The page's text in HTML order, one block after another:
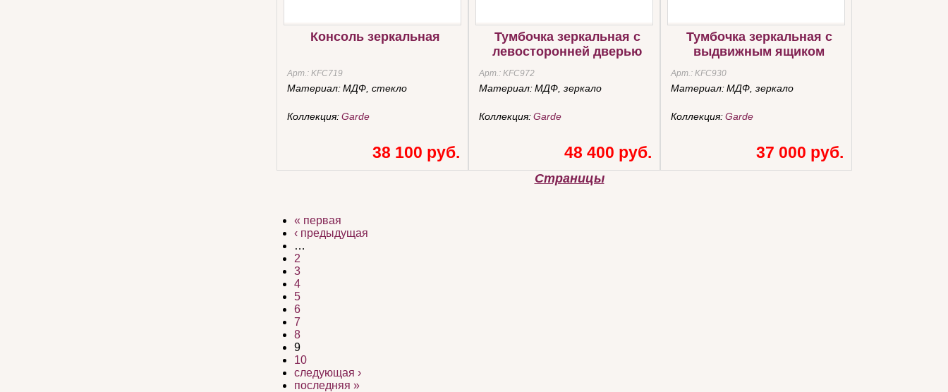
Консоль зеркальная
Арт.: KFC719
Материал:МДФ, стекло
Коллекция:Garde
38 100 руб.
Тумбочка зеркальная с
левосторонней дверью
Арт.: KFC972
Материал:МДФ, зеркало
Коллекция:Garde
48 400 руб.
Тумбочка зеркальная с
выдвижным ящиком
Арт.: KFC930
Материал:МДФ, зеркало
Коллекция:Garde
37 000 руб.
Страницы
« первая
‹ предыдущая
…
2
3
4
5
6
7
8
9
10
следующая ›
последняя »